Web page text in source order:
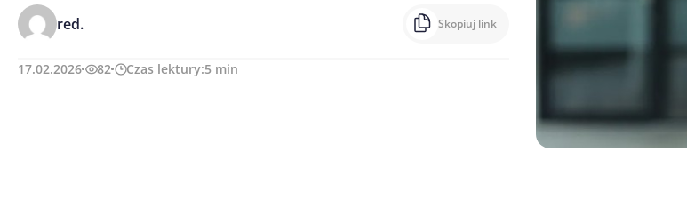
red. Skopiuj link
17.02.2026 82 Czas lektury:5 min